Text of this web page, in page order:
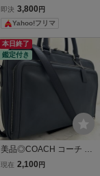
O/ステファノマーノ ビ
ジネストートバッグキャ
ンバス×レザー トートバ
ッグ ネイビー×ブラウン
即決 3,800 円
Yahoo!フリマ
本日終了
鑑定付き
美品◎COACH コーチ ビ
ジネスバッグ バックトー
現在 2,100 円